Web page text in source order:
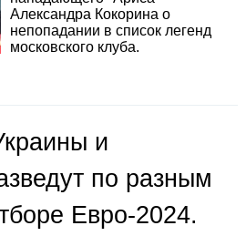
Александра Кокорина о
непопадании в список легенд
московского клуба.
и
по разным
Евро-2024.